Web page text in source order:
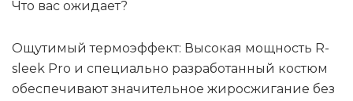
Что вас ожидает?
Ощутимый термоэффект: Высокая мощность R-
sleek Pro и специально разработанный костюм
обеспечивают значительное жиросжигание без